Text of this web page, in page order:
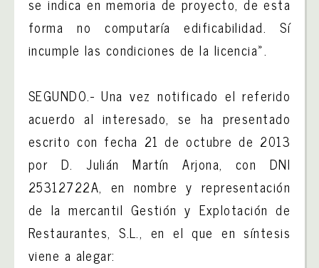
se indica en memoria de proyecto, de esta
forma no computaría edificabilidad. Sí
incumple las condiciones de la licencia».
SEGUNDO.- Una vez notificado el referido
acuerdo al interesado, se ha presentado
escrito con fecha 21 de octubre de 2013
por D. Julián Martín Arjona, con DNI
25312722A, en nombre y representación
de la mercantil Gestión y Explotación de
Restaurantes, S.L., en el que en síntesis
viene a alegar: